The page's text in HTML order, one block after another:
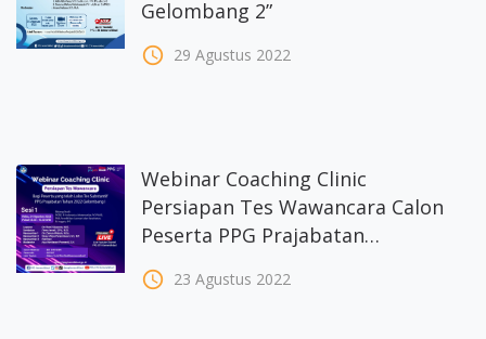
Gelombang 2”
access_time 29 Agustus 2022
Webinar Coaching Clinic
Persiapan Tes Wawancara Calon
Peserta PPG Prajabatan
access_time 23 Agustus 2022